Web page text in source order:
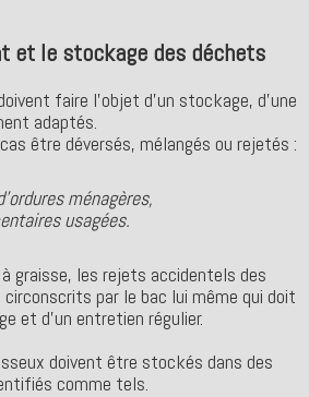
et le stockage des déchets
faire l'objet d'un stockage, d'une
adaptés.
être déversés, mélangés ou rejetés :
ménagères,
usagées.
graisse, les rejets accidentels des
par le bac lui même qui doit
et d'un entretien régulier.
doivent être stockés dans des
comme tels.